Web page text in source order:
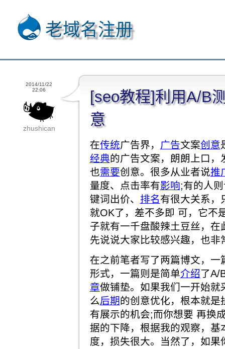
老域名注册
2014/11/22
22:06
zhushican
[seo教程]利用A/B
意
在传统广告界， 广告文案创意
经典的广告文案，朗朗上口
也需要创意。很多从业者说推
量度、点击率有影响;有的人
键词出价、 排名有很大关系，
就OK了，差不多即 可，它不
子就有一千盘酸辣土豆丝，在
先说说大家比较感兴趣，也非
在之前笔者写了两篇博文，一
形式，一篇则是简单介绍了A/
章做铺垫。如果我们一开始
么后期的创意优化，根本就是
有展示的机会;而你想要 再换
据的下降，根据我的观察，
度，损失很大。当然了，如